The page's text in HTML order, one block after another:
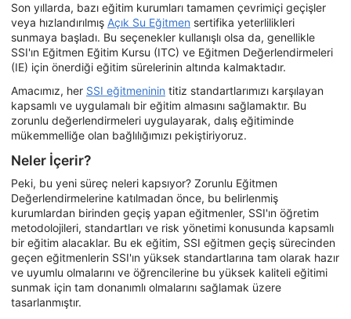
Son yıllarda, bazı eğitim kurumları tamamen çevrimiçi geçişler
veya hızlandırılmış Açık Su Eğitmen sertifika yeterlilikleri
sunmaya başladı. Bu seçenekler kullanışlı olsa da, genellikle
SSI'ın Eğitmen Eğitim Kursu (ITC) ve Eğitmen Değerlendirmeleri
(IE) için önerdiği eğitim sürelerinin altında kalmaktadır.
Amacımız, her SSI eğitmeninin titiz standartlarımızı karşılayan
kapsamlı ve uygulamalı bir eğitim almasını sağlamaktır. Bu
zorunlu değerlendirmeleri uygulayarak, dalış eğitiminde
mükemmelliğe olan bağlılığımızı pekiştiriyoruz.
Neler İçerir?
Peki, bu yeni süreç neleri kapsıyor? Zorunlu Eğitmen
Değerlendirmelerine katılmadan önce, bu belirlenmiş
kurumlardan birinden geçiş yapan eğitmenler, SSI'ın öğretim
metodolojileri, standartları ve risk yönetimi konusunda kapsamlı
bir eğitim alacaklar. Bu ek eğitim, SSI eğitmen geçiş sürecinden
geçen eğitmenlerin SSI'ın yüksek standartlarına tam olarak hazır
ve uyumlu olmalarını ve öğrencilerine bu yüksek kaliteli eğitimi
sunmak için tam donanımlı olmalarını sağlamak üzere
tasarlanmıştır.